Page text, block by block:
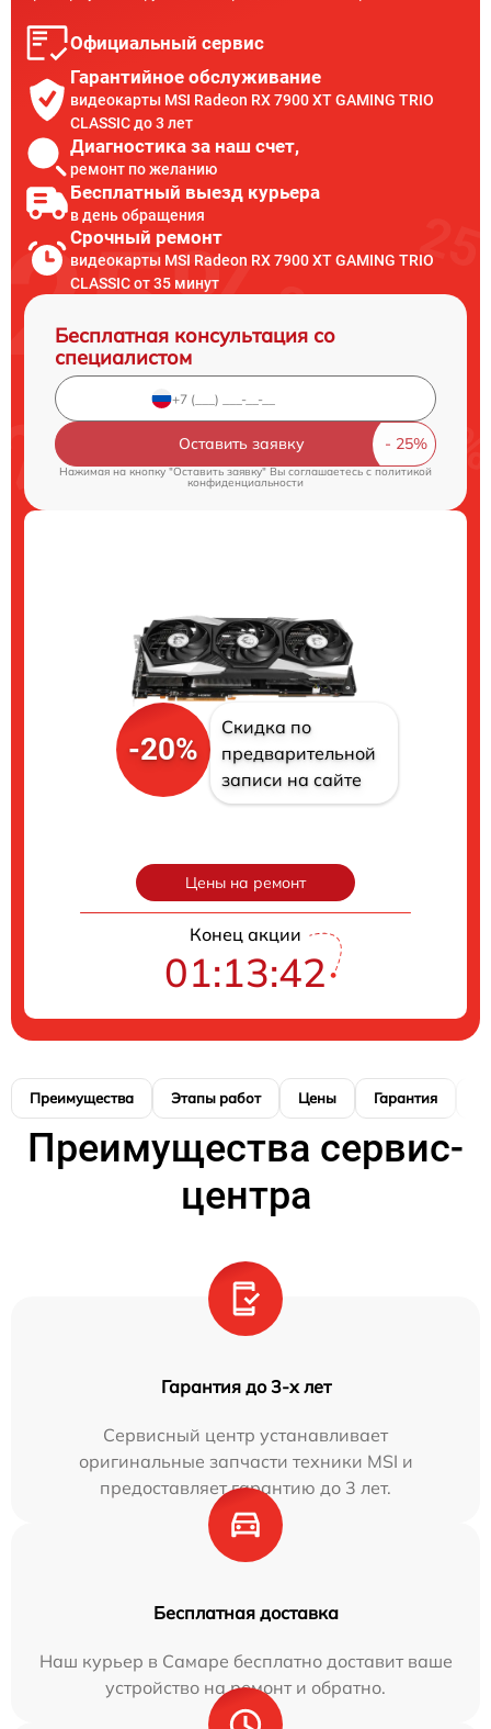
Официальный сервис
Гарантийное обслуживание
видеокарты MSI Radeon RX 7900 XT GAMING TRIO
CLASSIC до 3 лет
Диагностика за наш счет,
ремонт по желанию
Бесплатный выезд курьера
в день обращения
Срочный ремонт
видеокарты MSI Radeon RX 7900 XT GAMING TRIO
CLASSIC от 35 минут
Бесплатная консультация со
специалистом
Оставить заявку
Нажимая на кнопку "Оставить заявку" Вы соглашаетесь cполитикой
конфиденциальности
-20%
Скидка по
предварительной
записи на сайте
Цены на ремонт
Конец акции
01:13:41
Преимущества Этапы работ Цены Гарантия
Преимущества сервис-
центра
Гарантия до 3-х лет
Сервисный центр устанавливает
оригинальные запчасти техники MSI и
предоставляет гарантию до 3 лет.
Бесплатная доставка
Наш курьер в Самаре бесплатно доставит ваше
устройство на ремонт и обратно.